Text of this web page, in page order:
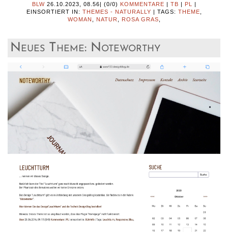
BLW 26.10.2023, 08.56| (0/0) KOMMENTARE | TB | PL
|
EINSORTIERT IN: THEMES - NATURALLY | TAGS: THEME
WOMAN
NATUR ROSA GRAS
Neues Theme: Noteworthy